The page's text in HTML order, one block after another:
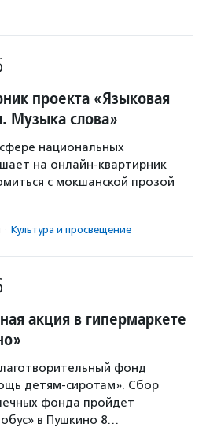
проекта «Языковая
Музыка слова»
национальных
на онлайн-квартирник
с мокшанской прозой
· Культура и просвещение
акция в гипермаркете
фонд
детям-сиротам». Сбор
фонда пройдет
в Пушкино 8…